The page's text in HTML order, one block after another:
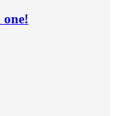
one!